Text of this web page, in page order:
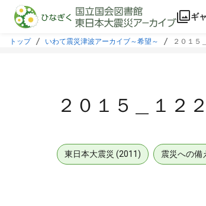
本文に飛ぶ
ギ
トップ いわて震災津波アーカイブ～希望～ ２０１５
２０１５＿１２
東日本大震災 (2011) 震災への備